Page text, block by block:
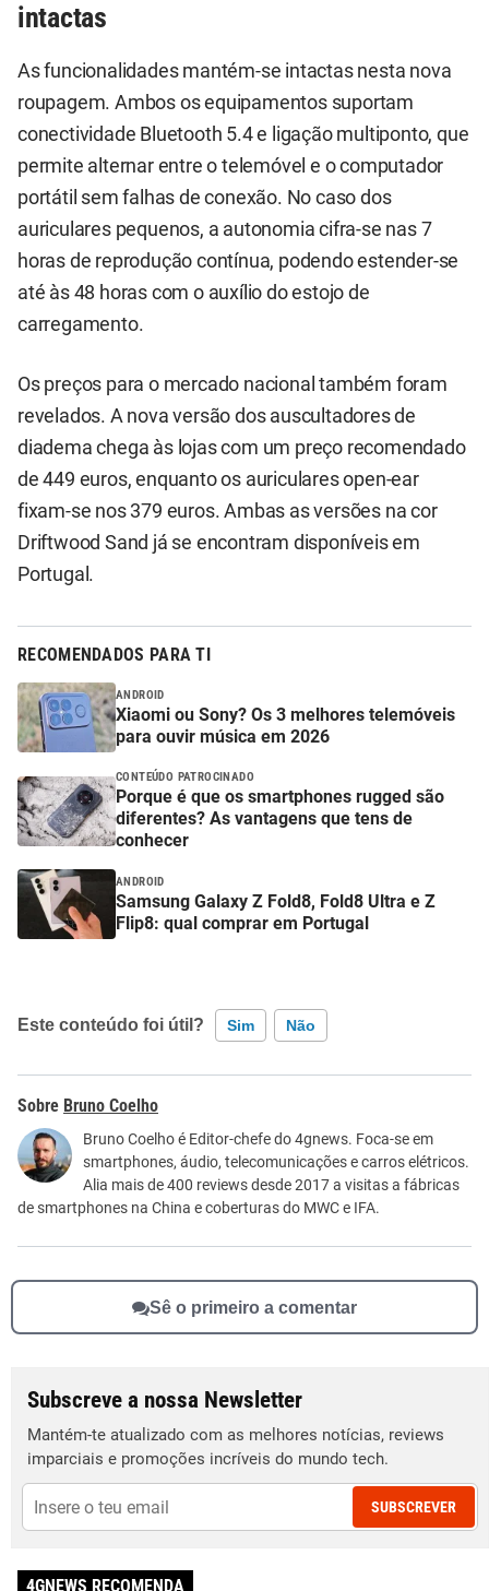
intactas
As funcionalidades mantém-se intactas nesta nova
roupagem. Ambos os equipamentos suportam
conectividade Bluetooth 5.4 e ligação multiponto, que
permite alternar entre o telemóvel e o computador
portátil sem falhas de conexão. No caso dos
auriculares pequenos, a autonomia cifra-se nas 7
horas de reprodução contínua, podendo estender-se
até às 48 horas com o auxílio do estojo de
carregamento.
Os preços para o mercado nacional também foram
revelados. A nova versão dos auscultadores de
diadema chega às lojas com um preço recomendado
de 449 euros, enquanto os auriculares open-ear
fixam-se nos 379 euros. Ambas as versões na cor
Driftwood Sand já se encontram disponíveis em
Portugal.
RECOMENDADOS PARA TI
ANDROID
Xiaomi ou Sony? Os 3 melhores telemóveis
para ouvir música em 2026
CONTEÚDO PATROCINADO
Porque é que os smartphones rugged são
diferentes? As vantagens que tens de
conhecer
ANDROID
Samsung Galaxy Z Fold8, Fold8 Ultra e Z
Flip8: qual comprar em Portugal
Este conteúdo foi útil? Sim Não
Este conteúdo contém informação incorreta
Este conteúdo não tem a informação que procuro
Outro
Bruno Coelho
Bruno Coelho é Editor-chefe do 4gnews. Foca-se em
smartphones, áudio, telecomunicações e carros elétricos.
Alia mais de 400 reviews desde 2017 a visitas a fábricas
de smartphones na China e coberturas do MWC e IFA.
Sê o primeiro a comentar
Subscreve a nossa Newsletter
Mantém-te atualizado com as melhores notícias, reviews
imparciais e promoções incríveis do mundo tech.
SUBSCREVER
4GNEWS RECOMENDA